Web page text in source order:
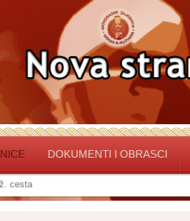
DOKUMENTI I OBRASCI
cesta